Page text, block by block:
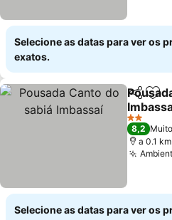
Selecione as datas para ver os
exatos.
Partilhar
2 Estrelas
8,2
a 0.1
Selecione as datas para ver os